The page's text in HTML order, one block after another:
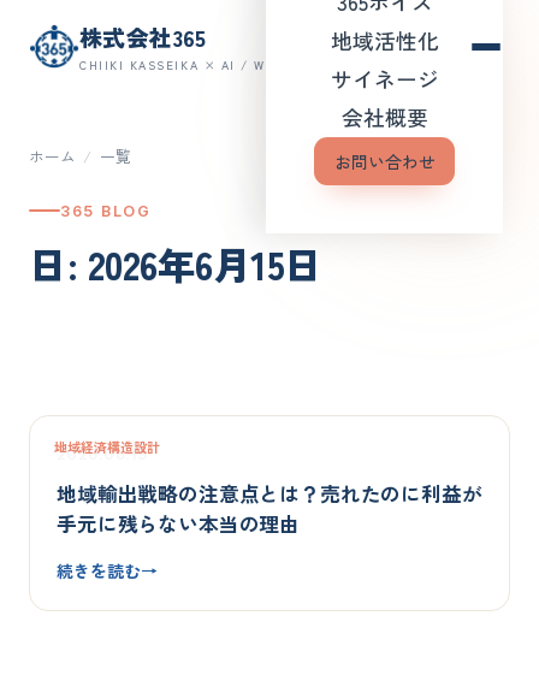
株式会社365
CHIIKI KASSEIKA × AI / WEB
地域活性化
サイネージ
会社概要
お問い合わせ
ホーム / 一覧
365 BLOG
日: 2026年6月15日
地域経済構造設計
2026.06.15
地域輸出戦略の注意点とは？売れたのに利益が
手元に残らない本当の理由
続きを読む→